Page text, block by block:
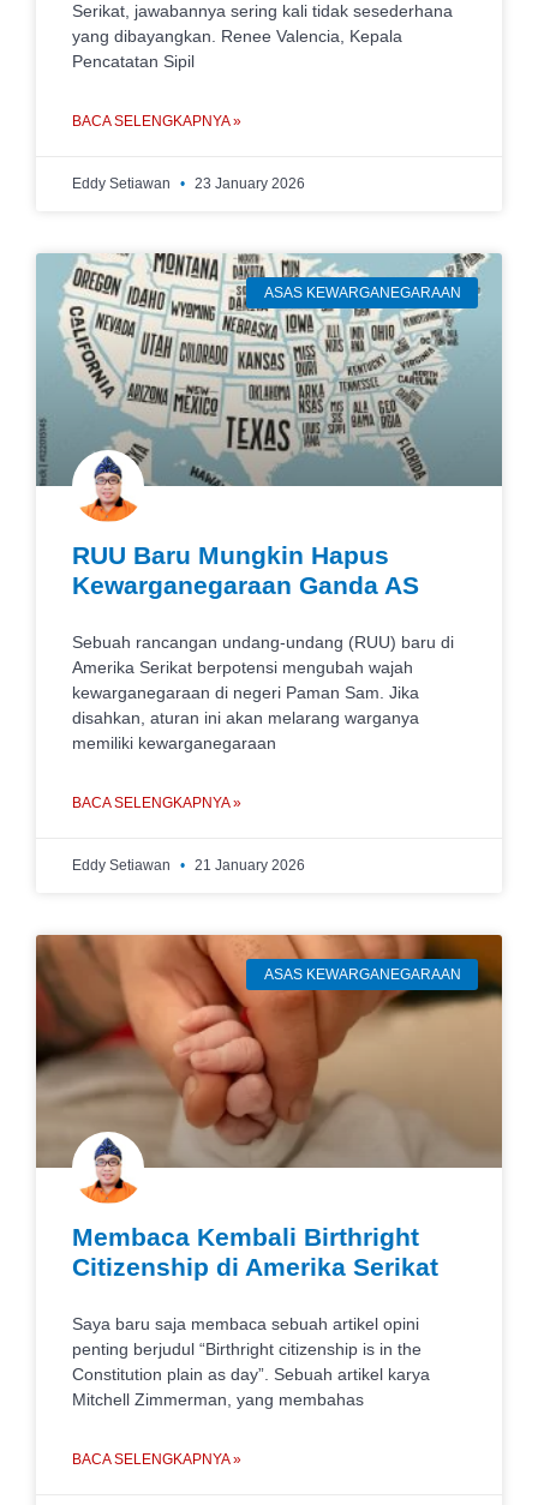
Serikat, jawabannya sering kali tidak sesederhana
yang dibayangkan. Renee Valencia, Kepala
Pencatatan Sipil
BACA SELENGKAPNYA »
Eddy Setiawan 23 January 2026
ASAS KEWARGANEGARAAN
RUU Baru Mungkin Hapus
Kewarganegaraan Ganda AS
Sebuah rancangan undang-undang (RUU) baru di
Amerika Serikat berpotensi mengubah wajah
kewarganegaraan di negeri Paman Sam. Jika
disahkan, aturan ini akan melarang warganya
memiliki kewarganegaraan
BACA SELENGKAPNYA »
Eddy Setiawan 21 January 2026
ASAS KEWARGANEGARAAN
Membaca Kembali Birthright
Citizenship di Amerika Serikat
Saya baru saja membaca sebuah artikel opini
penting berjudul “Birthright citizenship is in the
Constitution plain as day”. Sebuah artikel karya
Mitchell Zimmerman, yang membahas
BACA SELENGKAPNYA »